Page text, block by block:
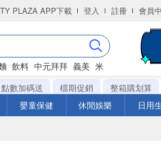
PLAZA APP下載 登入 註冊 會員
飲料 中元拜拜 義美 米
點數加碼送 檔期促銷 整箱購划算
嬰童保健 休閒娛樂 日用